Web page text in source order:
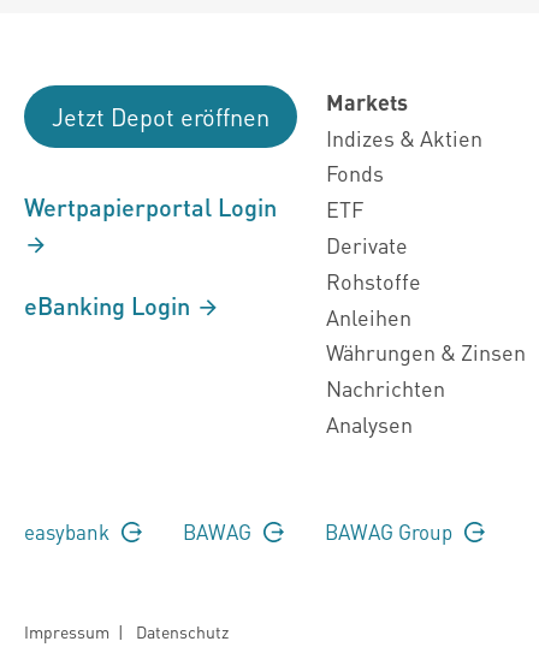
Jetzt Depot eröffnen
Wertpapierportal Login
eBanking Login
Markets
Indizes & Aktien
Fonds
ETF
Derivate
Rohstoffe
Anleihen
Währungen & Zinsen
Nachrichten
Analysen
easybank BAWAG BAWAG Group
Impressum | Datenschutz